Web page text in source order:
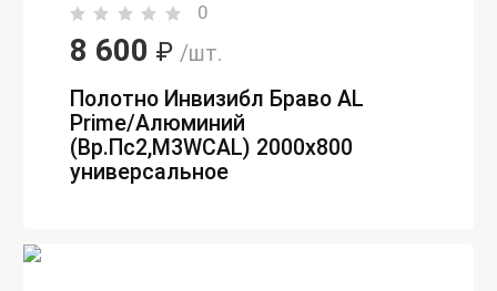
0
8 600 ₽ /шт.
Полотно Инвизибл Браво AL
Prime/Алюминий
(Вр.Пc2,M3WCAL) 2000х800
универсальное